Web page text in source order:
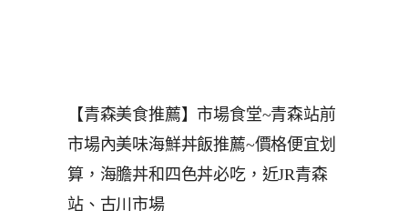
【青森美食推薦】市場食堂~青森站前
市場內美味海鮮丼飯推薦~價格便宜划
算，海膽丼和四色丼必吃，近JR青森
站、古川市場